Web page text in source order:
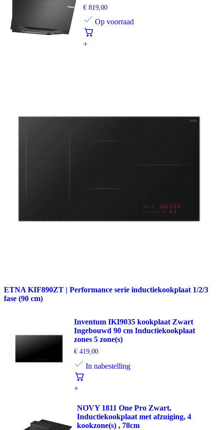
€ 819,00
Op voorraad
+
ETNA KIF890ZT | Performance serie inductiekookplaat 1/2/3
fase (90 cm)
Inventum IKI9035 kookplaat Zwart
Ingebouwd 90 cm Inductiekookplaat
zones 5 zone(s)
€419,00
In nabestelling
+
NOVY 1811 One Pro Zwart,
Inductiekookplaat met afzuiging, 4
kookzone(s) , 78cm